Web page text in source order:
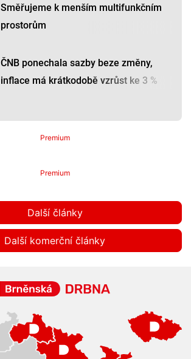
Směřujeme k menším multifunkčním
prostorům
ČNB ponechala sazby beze změny,
inflace má krátkodobě vzrůst ke 3 %
Premium
Premium
Další články
Další komerční články